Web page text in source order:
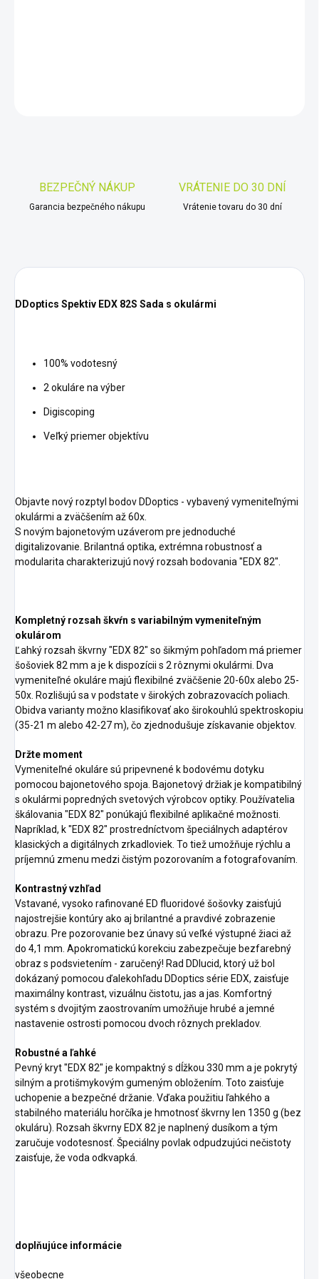
BEZPEČNÝ NÁKUP
Garancia bezpečného nákupu
VRÁTENIE DO 30 DNÍ
Vrátenie tovaru do 30 dní
DDoptics Spektiv EDX 82S Sada s okulármi
100% vodotesný
2 okuláre na výber
Digiscoping
Veľký priemer objektívu
Objavte nový rozptyl bodov DDoptics - vybavený vymeniteľnými
okulármi a zväčšením až 60x.
S novým bajonetovým uzáverom pre jednoduché
digitalizovanie. Brilantná optika, extrémna robustnosť a
modularita charakterizujú nový rozsah bodovania "EDX 82".
Kompletný rozsah škvŕn s variabilným vymeniteľným
okulárom
Ľahký rozsah škvrny "EDX 82" so šikmým pohľadom má priemer
šošoviek 82 mm a je k dispozícii s 2 rôznymi okulármi. Dva
vymeniteľné okuláre majú flexibilné zväčšenie 20-60x alebo 25-
50x. Rozlišujú sa v podstate v širokých zobrazovacích poliach.
Obidva varianty možno klasifikovať ako širokouhlú spektroskopiu
(35-21 m alebo 42-27 m), čo zjednodušuje získavanie objektov.
Držte moment
Vymeniteľné okuláre sú pripevnené k bodovému dotyku
pomocou bajonetového spoja. Bajonetový držiak je kompatibilný
s okulármi popredných svetových výrobcov optiky. Používatelia
škálovania "EDX 82" ponúkajú flexibilné aplikačné možnosti.
Napríklad, k "EDX 82" prostredníctvom špeciálnych adaptérov
klasických a digitálnych zrkadloviek. To tiež umožňuje rýchlu a
príjemnú zmenu medzi čistým pozorovaním a fotografovaním.
Kontrastný vzhľad
Vstavané, vysoko rafinované ED fluoridové šošovky zaisťujú
najostrejšie kontúry ako aj brilantné a pravdivé zobrazenie
obrazu. Pre pozorovanie bez únavy sú veľké výstupné žiaci až
do 4,1 mm. Apokromatickú korekciu zabezpečuje bezfarebný
obraz s podsvietením - zaručený! Rad DDlucid, ktorý už bol
dokázaný pomocou ďalekohľadu DDoptics série EDX, zaisťuje
maximálny kontrast, vizuálnu čistotu, jas a jas. Komfortný
systém s dvojitým zaostrovaním umožňuje hrubé a jemné
nastavenie ostrosti pomocou dvoch rôznych prekladov.
Robustné a ľahké
Pevný kryt "EDX 82" je kompaktný s dĺžkou 330 mm a je pokrytý
silným a protišmykovým gumeným obložením. Toto zaisťuje
uchopenie a bezpečné držanie. Vďaka použitiu ľahkého a
stabilného materiálu horčíka je hmotnosť škvrny len 1350 g (bez
okuláru). Rozsah škvrny EDX 82 je naplnený dusíkom a tým
zaručuje vodotesnosť. Špeciálny povlak odpudzujúci nečistoty
zaisťuje, že voda odkvapká.
doplňujúce informácie
všeobecne